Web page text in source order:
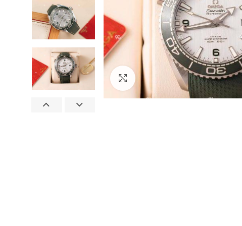
Görseli Büyütün